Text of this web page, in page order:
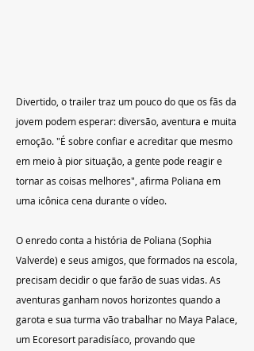
Divertido, o trailer traz um pouco do que os fãs da
jovem podem esperar: diversão, aventura e muita
emoção. "É sobre confiar e acreditar que mesmo
em meio à pior situação, a gente pode reagir e
tornar as coisas melhores", afirma Poliana em
uma icônica cena durante o vídeo.
O enredo conta a história de Poliana (Sophia
Valverde) e seus amigos, que formados na escola,
precisam decidir o que farão de suas vidas. As
aventuras ganham novos horizontes quando a
garota e sua turma vão trabalhar no Maya Palace,
um Ecoresort paradisíaco, provando que